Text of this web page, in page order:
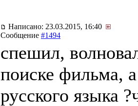
Написано: 23.03.2015, 16:40
Сообщение #1494
спешил,
поиске фильма,
русского языка